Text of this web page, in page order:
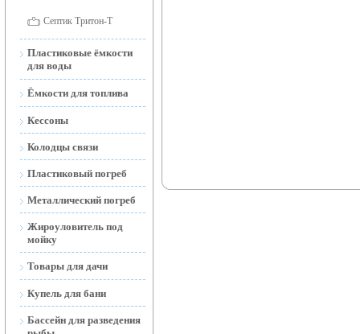
Септик Тритон-Т
Пластиковые ёмкости
для воды
наземные
Ёмкости для воды
(Тритон-Н)
Ёмкости для топлива
наземные и подземные
Мобильные АЗС
Кессоны
Колодцы связи
Пластиковый погреб
Металлический погреб
Жироуловитель под
мойку
Товары для дачи
Торфяной Биотуалет
Дренажные и фекальные
насосы
Купель для бани
Бассейн для разведения